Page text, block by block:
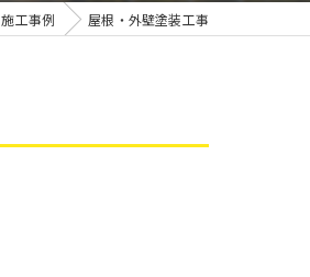
施工事例 屋根・外壁塗装工事